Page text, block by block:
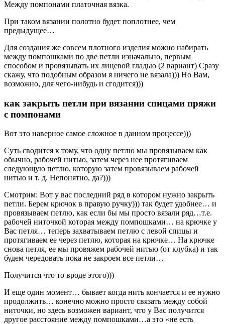
Между помпонами платочная вязка.
При таком вязании полотно будет поплотнее, чем
предыдущее…
Для создания же совсем плотного изделия можно набирать
между помпошками по две петли изначально, первым
способом и провязывать их лицевой гладью (2 вариант) Сразу
скажу, что подобным образом я ничего не вязала))) Но Вам,
возможно, для чего-нибудь и сгодится)))
как закрыть петли при вязании спицами пряжи
с помпонами
Вот это наверное самое сложное в данном процессе)))
Суть сводится к тому, что одну петлю мы провязываем как
обычно, рабочей нитью, затем через нее протягиваем
следующую петлю, которую затем провязываем рабочей
нитью и т. д. Непонятно, да?)))
Смотрим: Вот у вас последний ряд в котором нужно закрыть
петли. Берем крючок в правую ручку))) так будет удобнее… и
провязываем петлю, как если бы мы просто вязали ряд…т.е.
рабочей ниточкой которая между помпошками… на крючке у
Вас петля… теперь захватываем петлю с левой спицы и
протягиваем ее через петлю, которая на крючке… На крючке
снова петля, ее мы провяжем рабочей нитью (от клубка) и так
будем чередовать пока не закроем все петли…
Получится что то вроде этого)))
И еще один момент… бывает когда нить кончается и ее нужно
продолжить… конечно можно просто связать между собой
ниточки, но здесь возможен вариант, что у Вас получится
другое расстояние между помпошками…а это «не есть